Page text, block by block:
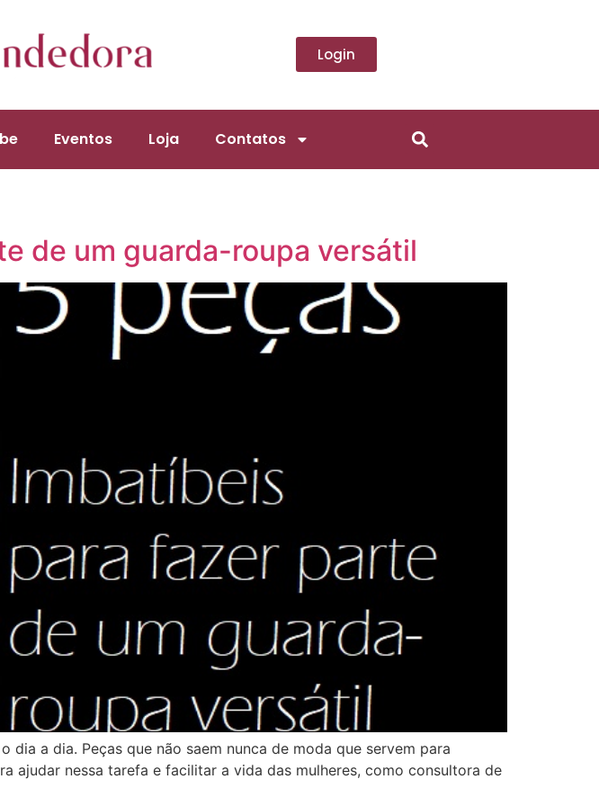
Login
Eventos Loja Contatos
de um guarda-roupa versátil
a dia. Peças que não saem nunca de moda que servem para
ajudar nessa tarefa e facilitar a vida das mulheres, como consultora de